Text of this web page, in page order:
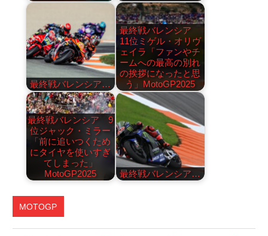
最終戦バレンシア…
最終戦バレンシア
11位ミゲル・オリヴ
ェイラ「ファンやチ
ームへの最高の別れ
の挨拶になったと思
う」MotoGP2025
最終戦バレンシア 9
位ジャック・ミラー
「前に追いつくため
にタイヤを使いすぎ
てしまった」
MotoGP2025
最終戦バレンシア…
MOTOGP